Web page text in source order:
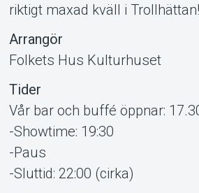
riktigt maxad kväll i Trollhättan!
Arrangör
Folkets Hus Kulturhuset
Tider
Vår bar och buffé öppnar:
-Showtime: 19:30
-Paus
-Sluttid: 22:00 (cirka)